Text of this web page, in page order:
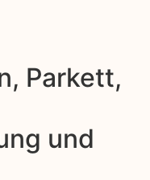
Parkett,
und